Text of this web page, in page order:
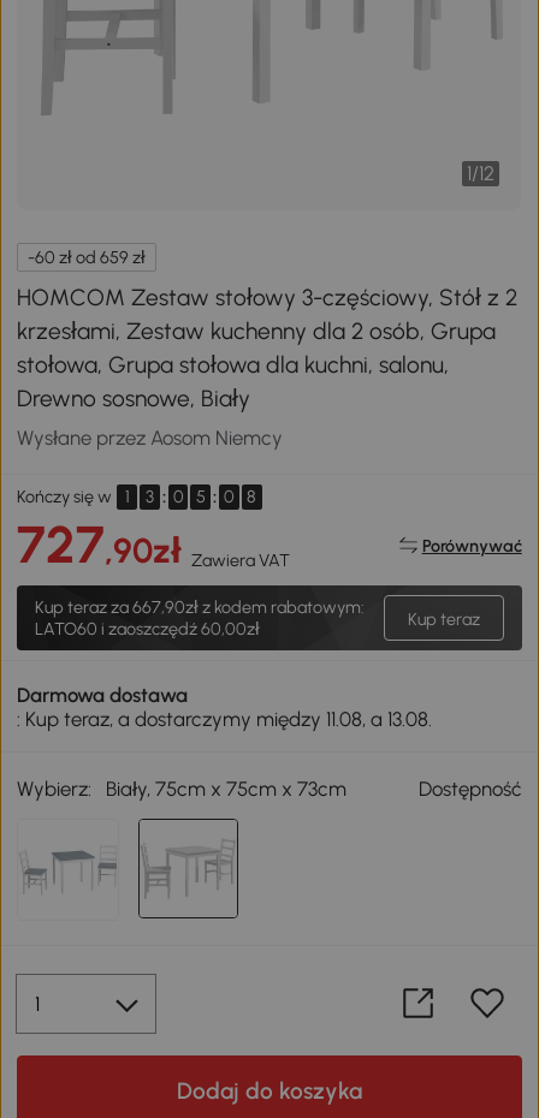
1/12
-60 zł od 659 zł
HOMCOM Zestaw stołowy 3-częściowy, Stół z 2
krzesłami, Zestaw kuchenny dla 2 osób, Grupa
stołowa, Grupa stołowa dla kuchni, salonu,
Drewno sosnowe, Biały
Wysłane przez Aosom Niemcy
Kończy się w 1 3 : 0 5 : 0 8
727,90zł Zawiera VAT
Porównywać
Kup teraz za667,90złz kodem rabatowym:
LATO60 i zaoszczędź 60,00zł
Kup teraz
Darmowa dostawa
: Kup teraz, a dostarczymy między 11.08, a 13.08.
Wybierz: Biały, 75cm x 75cm x 73cm Dostępność
Dodaj do koszyka